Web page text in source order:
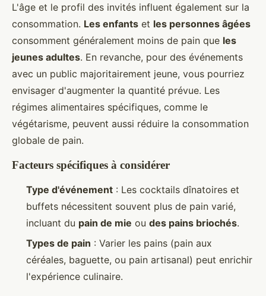
L'âge et le profil des invités influent également sur la
consommation. Les enfants et les personnes âgées
consomment généralement moins de pain que les
jeunes adultes. En revanche, pour des événements
avec un public majoritairement jeune, vous pourriez
envisager d'augmenter la quantité prévue. Les
régimes alimentaires spécifiques, comme le
végétarisme, peuvent aussi réduire la consommation
globale de pain.
Facteurs spécifiques à considérer
Type d'événement : Les cocktails dînatoires et
buffets nécessitent souvent plus de pain varié,
incluant du pain de mie ou des pains briochés.
Types de pain : Varier les pains (pain aux
céréales, baguette, ou pain artisanal) peut enrichir
l'expérience culinaire.